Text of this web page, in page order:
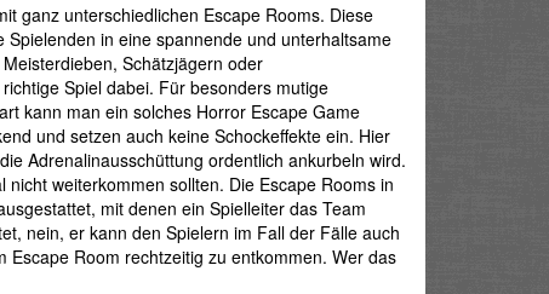
ganz unterschiedlichen Escape Rooms. Diese
in eine spannende und unterhaltsame
Schätzjägern oder
Spiel dabei. Für besonders mutige
kann man ein solches Horror Escape Game
und setzen auch keine Schockeffekte ein. Hier
Adrenalinausschüttung ordentlich ankurbeln wird.
weiterkommen sollten. Die Escape Rooms in
mit denen ein Spielleiter das Team
nein, er kann den Spielern im Fall der Fälle auch
Room rechtzeitig zu entkommen. Wer das